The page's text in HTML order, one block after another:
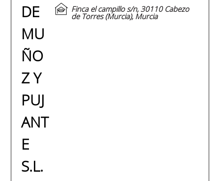
DE
MU
ÑO
Z Y
PUJ
ANT
E
S.L.
Finca el campillo s/n, 30110 Cabezo
de Torres (Murcia), Murcia